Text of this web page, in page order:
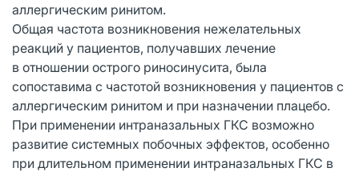
аллергическим ринитом.
Общая частота возникновения нежелательных
реакций у пациентов, получавших лечение
в отношении острого риносинусита, была
сопоставима с частотой возникновения у пациентов с
аллергическим ринитом и при назначении плацебо.
При применении интраназальных ГКС возможно
развитие системных побочных эффектов, особенно
при длительном применении интраназальных ГКС в